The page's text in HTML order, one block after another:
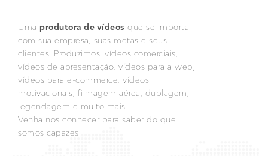
Uma produtora de vídeos que se importa
com sua empresa, suas metas e seus
clientes. Produzimos: vídeos comerciais,
vídeos de apresentação, vídeos para a web,
vídeos para e-commerce, vídeos
motivacionais, filmagem aérea, dublagem,
legendagem e muito mais.
Venha nos conhecer para saber do que
somos capazes!